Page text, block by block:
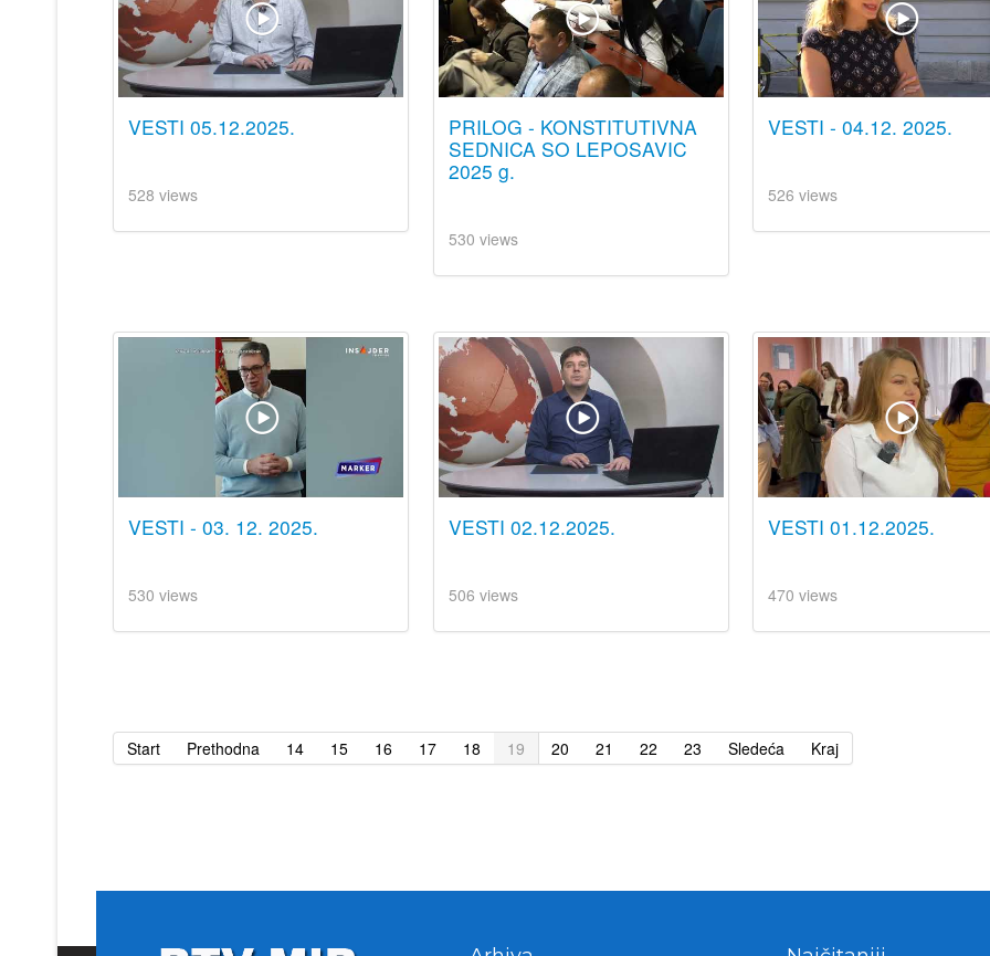
VESTI 05.12.2025.
528 views
PRILOG - KONSTITUTIVNA
SEDNICA SO LEPOSAVIC
2025 g.
530 views
VESTI - 04.12. 2025.
526 views
VESTI - 03. 12. 2025.
530 views
VESTI 02.12.2025.
506 views
VESTI 01.12.2025.
470 views
Start Prethodna 14 15 16 17 18 19 20 21 22 23 Sledeća Kraj